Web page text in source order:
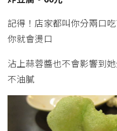
記得！店家都叫你分兩口
你就會燙口
沾上蒜蓉醬也不會影響到
不油膩